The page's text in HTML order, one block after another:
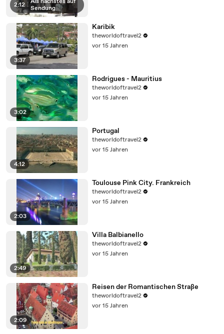
2:12
Sendung
3:37
Karibik
theworldoftravel2
vor 15 Jahren
3:02
Rodrigues - Mauritius
theworldoftravel2
vor 15 Jahren
4:12
Portugal
theworldoftravel2
vor 15 Jahren
2:03
Toulouse Pink City. Frankreich
theworldoftravel2
vor 15 Jahren
2:49
Villa Balbianello
theworldoftravel2
vor 15 Jahren
2:09
Reisen der Romantischen Straße
theworldoftravel2
vor 15 Jahren